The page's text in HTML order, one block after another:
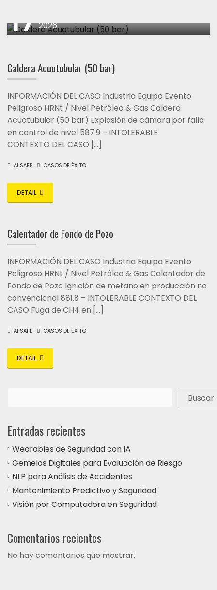
17 2026
Caldera Acuotubular (50 bar)
INFORMACIÓN DEL CASO Industria Equipo Evento
Peligroso HRNt / Nivel Petróleo & Gas Caldera
Acuotubular (50 bar) Explosión de cámara por falla
en control de nivel 587.9 – INTOLERABLE
CONTEXTO DEL CASO […]
AI SAFE CASOS DE ÉXITO
DETAIL
Calentador de Fondo de Pozo
INFORMACIÓN DEL CASO Industria Equipo Evento
Peligroso HRNt / Nivel Petróleo & Gas Calentador de
Fondo de Pozo Ignición de metano en producción no
convencional 881.8 – INTOLERABLE CONTEXTO DEL
CASO Fuga de CH4 en […]
AI SAFE CASOS DE ÉXITO
DETAIL
Buscar
Entradas recientes
Wearables de Seguridad con IA
Gemelos Digitales para Evaluación de Riesgo
NLP para Análisis de Accidentes
Mantenimiento Predictivo y Seguridad
Visión por Computadora en Seguridad
Comentarios recientes
No hay comentarios que mostrar.